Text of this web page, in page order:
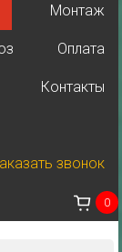
Монтаж
Оплата
Контакты
звонок
0